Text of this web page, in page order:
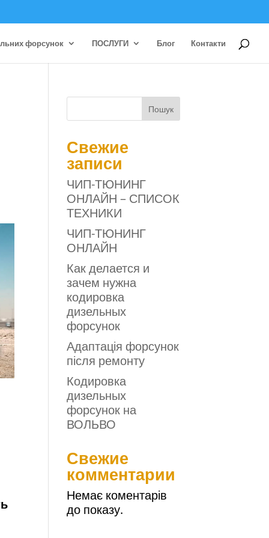
форсунок ПОСЛУГИ Блог Контакти
Пошук
Свежие
записи
ЧИП-ТЮНИНГ
ОНЛАЙН – СПИСОК
ТЕХНИКИ
ЧИП-ТЮНИНГ
ОНЛАЙН
Как делается и
зачем нужна
кодировка
дизельных
форсунок
Адаптація форсунок
після ремонту
Кодировка
дизельных
форсунок на
ВОЛЬВО
Свежие
комментарии
Немає коментарів
до показу.